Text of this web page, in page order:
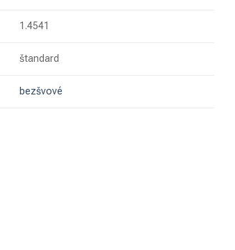
1.4541
štandard
bezšvové